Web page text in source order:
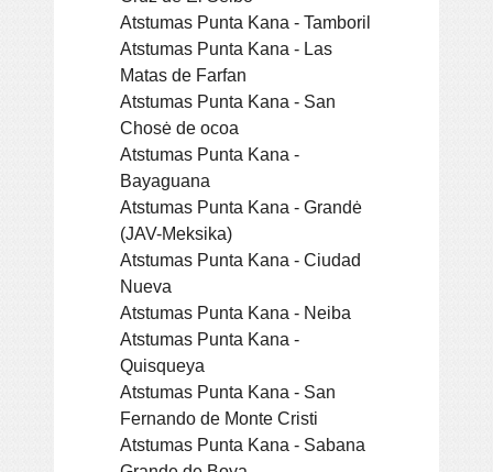
Atstumas Punta Kana - Tamboril
Atstumas Punta Kana - Las
Matas de Farfan
Atstumas Punta Kana - San
Chosė de ocoa
Atstumas Punta Kana -
Bayaguana
Atstumas Punta Kana - Grandė
(JAV-Meksika)
Atstumas Punta Kana - Ciudad
Nueva
Atstumas Punta Kana - Neiba
Atstumas Punta Kana -
Quisqueya
Atstumas Punta Kana - San
Fernando de Monte Cristi
Atstumas Punta Kana - Sabana